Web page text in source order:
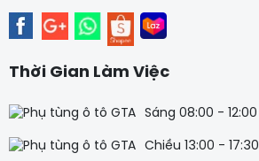
Thời Gian Làm Việc
Sáng 08:00 - 12:00
Chiều 13:00 - 17:30